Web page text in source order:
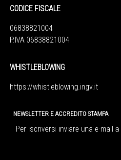
CODICE FISCALE
06838821004
P.IVA 06838821004
WHISTLEBLOWING
https://whistleblowing.ingv. it
NEWSLETTER E ACCREDITO STAMPA
Per iscriversi inviare una e-mail a